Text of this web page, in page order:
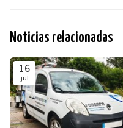
Noticias relacionadas
16
jul